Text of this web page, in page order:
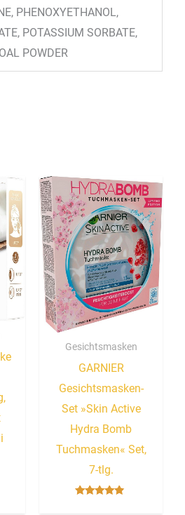
PHENOXYETHANOL,
POTASSIUM SORBATE,
POWDER
Gesichtsmasken
GARNIER
Gesichtsmasken-
Set »Skin Active
Hydra Bomb
Tuchmasken« Set,
7-tlg.